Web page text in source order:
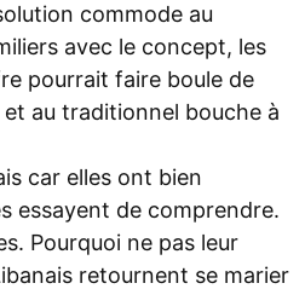
commode au
avec le concept, les
pourrait faire boule de
au traditionnel bouche à
car elles ont bien
essayent de comprendre.
Pourquoi ne pas leur
retournent se marier